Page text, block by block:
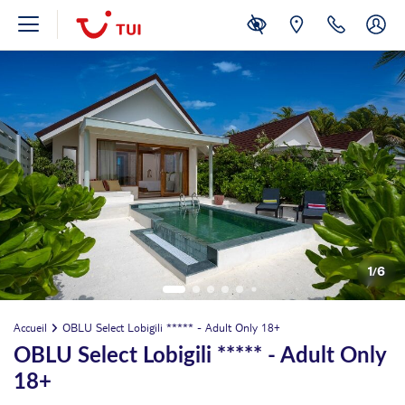
1/6
Accueil OBLU Select Lobigili ***** - Adult Only 18+
OBLU Select Lobigili ***** - Adult Only
18+